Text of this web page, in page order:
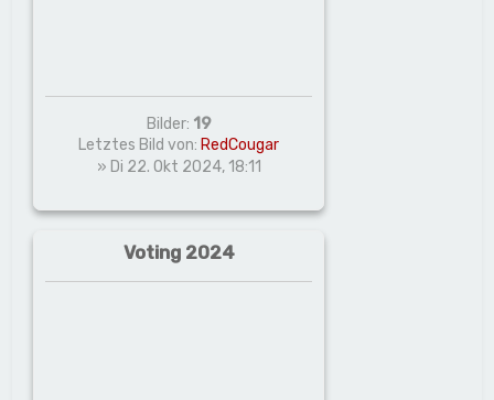
Bilder: 19
Letztes Bild von: RedCougar
» Di 22. Okt 2024, 18:11
Voting 2024